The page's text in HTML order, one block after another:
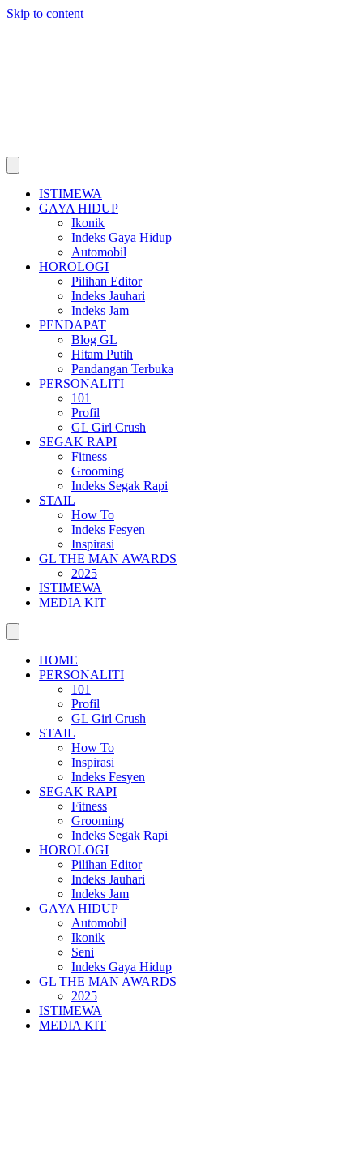
Skip to content
ISTIMEWA
GAYA HIDUP
Ikonik
Indeks Gaya Hidup
Automobil
HOROLOGI
Pilihan Editor
Indeks Jauhari
Indeks Jam
PENDAPAT
Blog GL
Hitam Putih
Pandangan Terbuka
PERSONALITI
101
Profil
GL Girl Crush
SEGAK RAPI
Fitness
Grooming
Indeks Segak Rapi
STAIL
How To
Indeks Fesyen
Inspirasi
GL THE MAN AWARDS
2025
ISTIMEWA
MEDIA KIT
HOME
PERSONALITI
101
Profil
GL Girl Crush
STAIL
How To
Inspirasi
Indeks Fesyen
SEGAK RAPI
Fitness
Grooming
Indeks Segak Rapi
HOROLOGI
Pilihan Editor
Indeks Jauhari
Indeks Jam
GAYA HIDUP
Automobil
Ikonik
Seni
Indeks Gaya Hidup
GL THE MAN AWARDS
2025
ISTIMEWA
MEDIA KIT